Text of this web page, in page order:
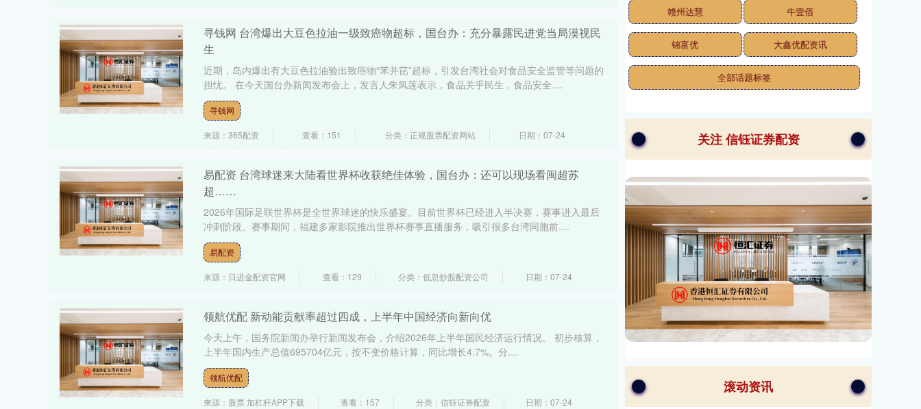
寻钱网 台湾爆出大豆色拉油一级致癌物超标，国台办：充分暴露民进党当局漠视民
生
近期，岛内爆出有大豆色拉油验出致癌物“苯并芘”超标，引发台湾社会对食品安全监管等问题的
担忧。 在今天国台办新闻发布会上，发言人朱凤莲表示，食品关乎民生，食品安全....
寻钱网
来源：365配资 查看：151 分类：正规股票配资网站 日期：07-24
易配资 台湾球迷来大陆看世界杯收获绝佳体验，国台办：还可以现场看闽超苏
超……
2026年国际足联世界杯是全世界球迷的快乐盛宴。目前世界杯已经进入半决赛，赛事进入最后
冲刺阶段。赛事期间，福建多家影院推出世界杯赛事直播服务，吸引很多台湾同胞前....
易配资
来源：日进金配资官网 查看：129 分类：低息炒股配资公司 日期：07-24
领航优配 新动能贡献率超过四成，上半年中国经济向新向优
今天上午，国务院新闻办举行新闻发布会，介绍2026年上半年国民经济运行情况。 初步核算，
上半年国内生产总值695704亿元，按不变价格计算，同比增长4.7%。分....
领航优配
来源：股票 加杠杆APP下载 查看：157 分类：信钰证券配资 日期：07-24
赣州达慧 牛壹佰
锦富优 大鑫优配资讯
全部话题标签
关注 信钰证券配资
滚动资讯